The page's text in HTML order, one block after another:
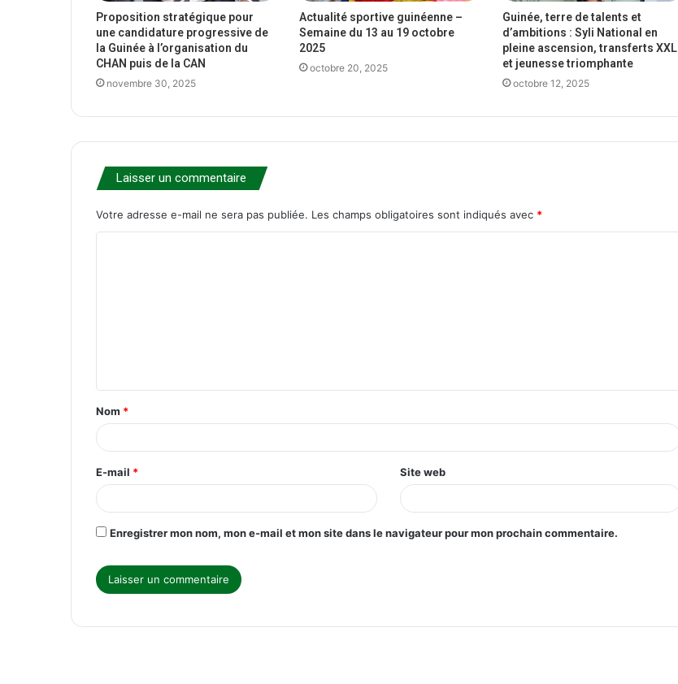
Proposition stratégique pour
une candidature progressive de
la Guinée à l’organisation du
CHAN puis de la CAN
novembre 30, 2025
Actualité sportive guinéenne –
Semaine du 13 au 19 octobre
2025
octobre 20, 2025
Guinée, terre de talents et
d’ambitions : Syli National en
pleine ascension, transferts XXL
et jeunesse triomphante
octobre 12, 2025
Laisser un commentaire
Votre adresse e-mail ne sera pas publiée. Les champs obligatoires sont indiqués avec *
t
a
e
*
Nom *
E-mail * Site web
Enregistrer mon nom, mon e-mail et mon site dans le navigateur pour mon prochain commentaire.